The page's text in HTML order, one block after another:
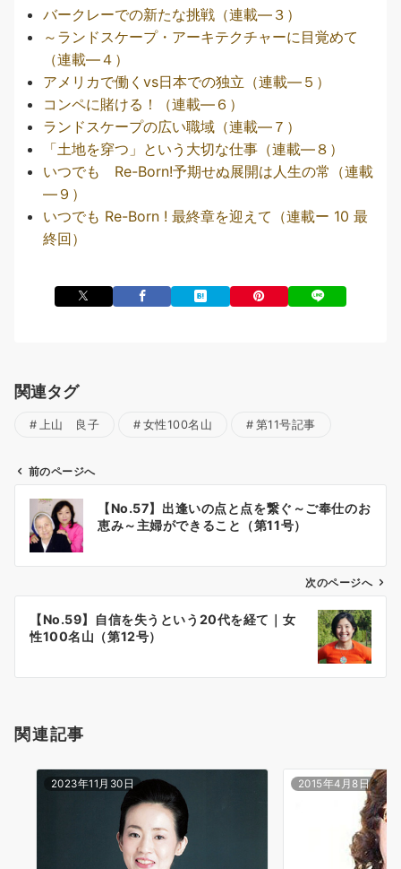
バークレーでの新たな挑戦（連載―３）
～ランドスケープ・アーキテクチャーに目覚めて
（連載―４）
アメリカで働くvs日本での独立（連載―５）
コンペに賭ける！（連載―６）
ランドスケープの広い職域（連載―７）
「土地を穿つ」という大切な仕事（連載―８）
いつでも Re-Born!予期せぬ展開は人生の常（連載
—９）
いつでも Re-Born ! 最終章を迎えて（連載ー 10 最
終回）
関連タグ
上山 良子 女性100名山 第11号記事
ン
前のページへ
【No.57】出逢いの点と点を繋ぐ～ご奉仕のお
恵み～主婦ができること（第11号）
次のページへ
【No.59】自信を失うという20代を経て｜女
性100名山（第12号）
関連記事
2023年11月30日 2015年4月8日